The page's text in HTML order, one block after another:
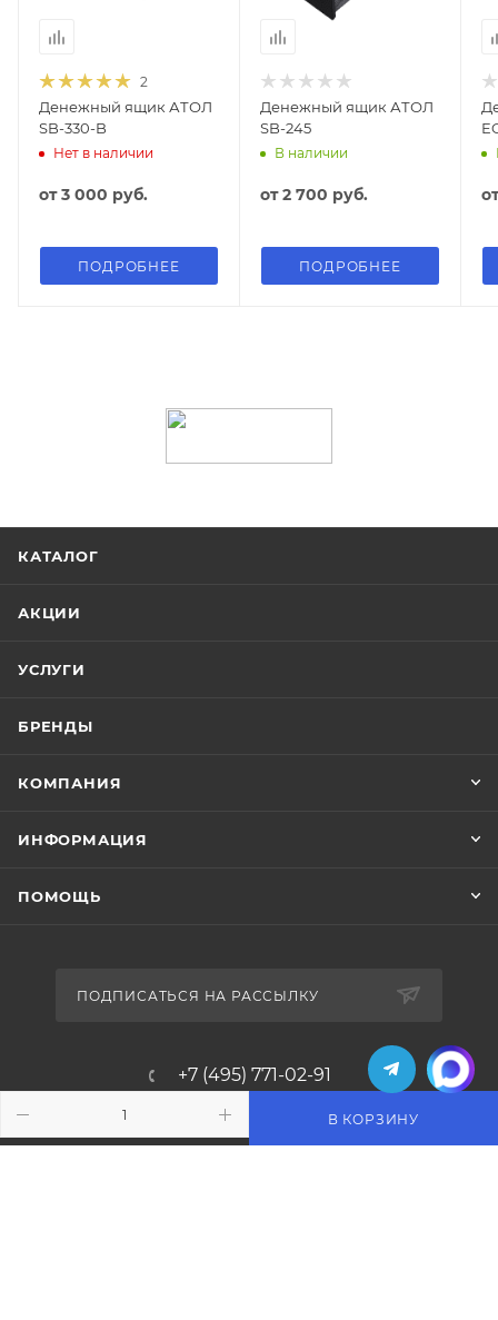
В КОРЗИНУ
2
Денежный ящик АТОЛ
SB-330-B
Нет в наличии
от3 000 руб.
ПОДРОБНЕЕ
Денежный ящик АТОЛ
SB-245
В наличии
от2 700 руб.
ПОДРОБНЕЕ
КАТАЛОГ
АКЦИИ
УСЛУГИ
БРЕНДЫ
КОМПАНИЯ
ИНФОРМАЦИЯ
ПОМОЩЬ
ПОДПИСАТЬСЯ НА РАССЫЛКУ
+7 (495) 771-02-91
info@pos-shop.ru